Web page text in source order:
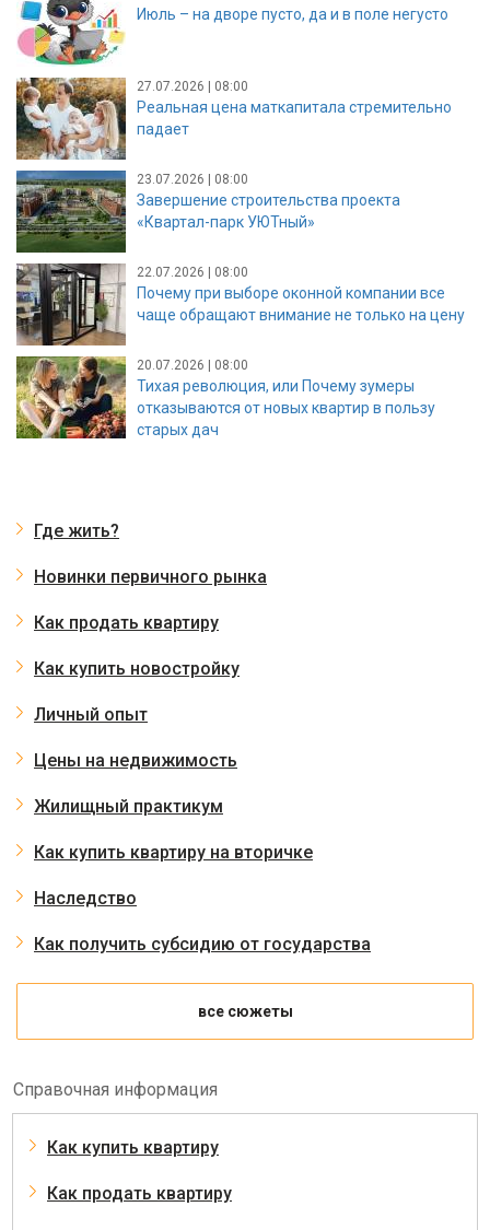
Июль – на дворе пусто, да и в поле негусто
27.07.2026 | 08:00
Реальная цена маткапитала стремительно
падает
23.07.2026 | 08:00
Завершение строительства проекта
«Квартал-парк УЮТный»
22.07.2026 | 08:00
Почему при выборе оконной компании все
чаще обращают внимание не только на цену
20.07.2026 | 08:00
Тихая революция, или Почему зумеры
отказываются от новых квартир в пользу
старых дач
Где жить?
Новинки первичного рынка
Как продать квартиру
Как купить новостройку
Личный опыт
Цены на недвижимость
Жилищный практикум
Как купить квартиру на вторичке
Наследство
Как получить субсидию от государства
все сюжеты
Справочная информация
Как купить квартиру
Как продать квартиру